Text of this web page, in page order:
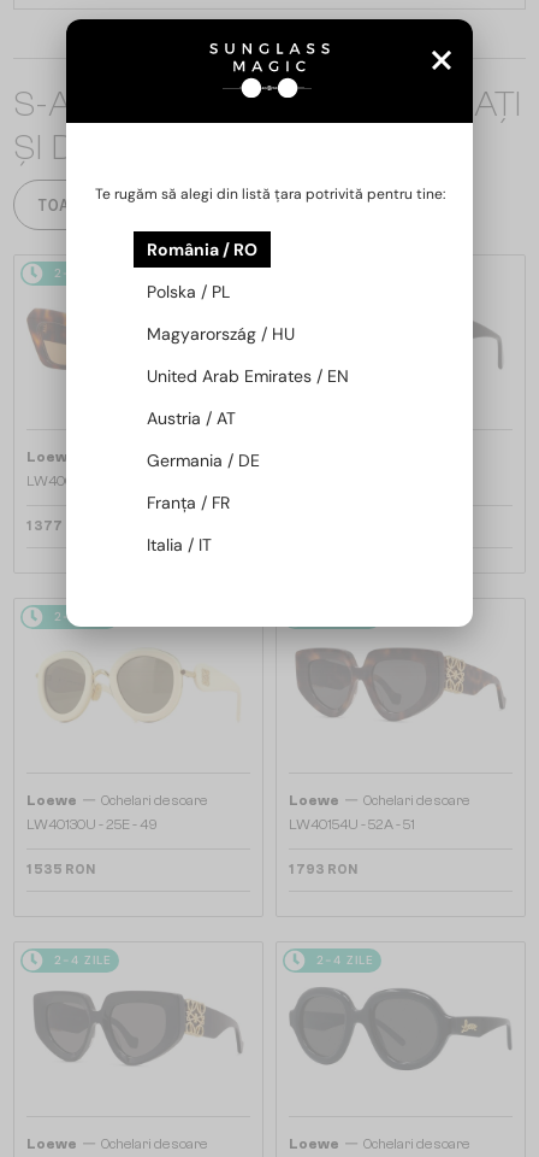
S-AR PUTEA SĂ FIȚI INTERESAȚI
ȘI DE
TOATE PRODUSELE
2-4 ZILE
Loewe
Ochelari de soare
LW40036I - 53E - 50
1 377 RON
2-4 ZILE
Loewe — Ochelari de soare
LW40130U - 25E - 49
1 535 RON
Loewe — Ochelari de soare
LW40154U - 52A - 51
1 793 RON
2-4 ZILE
Loewe — Ochelari de soare
2-4 ZILE
Loewe — Ochelari de soare
Te rugăm să alegi din listă țara potrivită pentru tine:
România / RO
Polska / PL
Magyarország / HU
United Arab Emirates / EN
Austria / AT
Germania / DE
Franța / FR
Italia / IT